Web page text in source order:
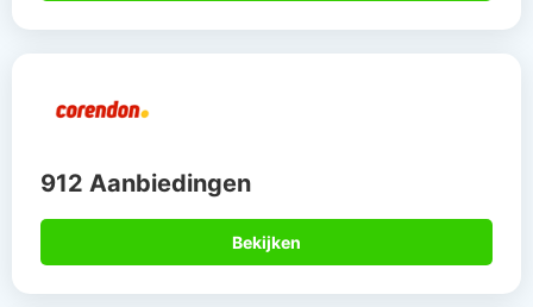
912 Aanbiedingen
Bekijken